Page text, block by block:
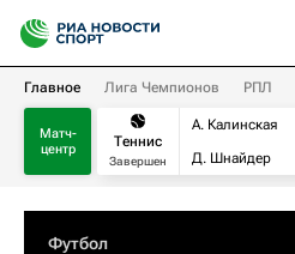
Главное Лига Чемпионов РПЛ
Матч-
центр
Теннис
Завершен
А. Калинская
Д. Шнайдер
Футбол